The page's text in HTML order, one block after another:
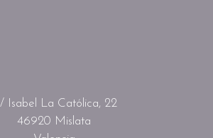
Isabel La Católica, 22
46920 Mislata